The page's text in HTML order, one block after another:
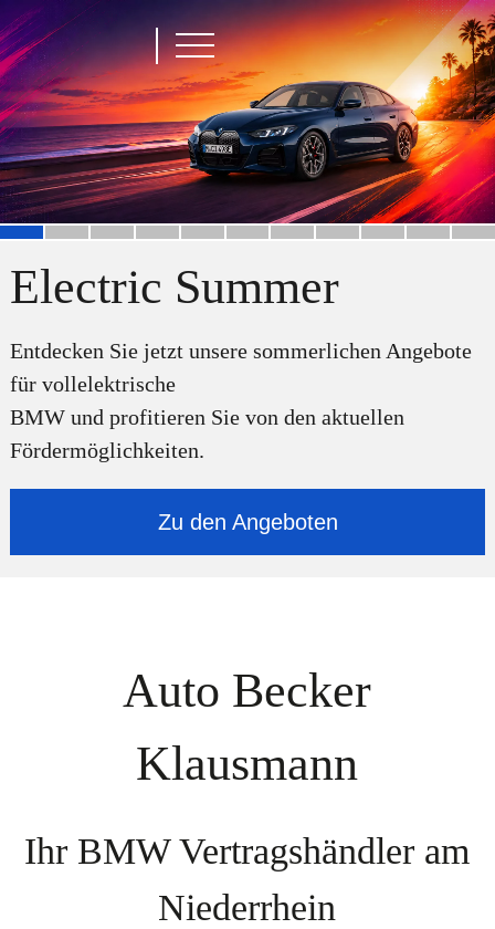
Electric Summer
Entdecken Sie jetzt unsere sommerlichen Angebote
für vollelektrische
BMW und profitieren Sie von den aktuellen
Fördermöglichkeiten.
Zu den Angeboten
Auto Becker
Klausmann
Ihr BMW Vertragshändler am
Niederrhein